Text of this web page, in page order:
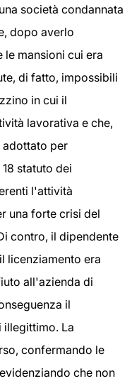
società condannata
dopo averlo
le mansioni cui era
di fatto, impossibili
in cui il
lavorativa e che,
adottato per
statuto dei
l'attività
una forte crisi del
contro, il dipendente
licenziamento era
all'azienda di
il
illegittimo. La
confermando le
che non